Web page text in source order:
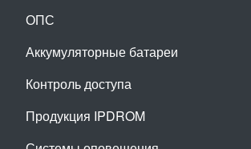
ОПС
Аккумуляторные батареи
Контроль доступа
Продукция IPDROM